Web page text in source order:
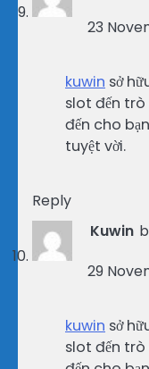
23
kuwin sở
slot đến
đến cho
tuyệt vời.
Reply
Kuwin
29
kuwin sở
slot đến